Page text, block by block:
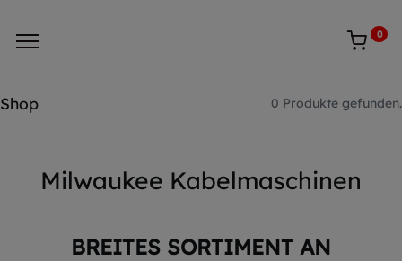
0
Shop 0 Produkte gefunden.
Milwaukee Kabelmaschinen
BREITES SORTIMENT AN